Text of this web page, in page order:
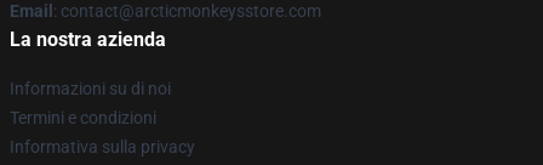
Email : contact@arcticmonkeysstore.com
La nostra azienda
Informazioni su di noi
Termini e condizioni
Informativa sulla privacy